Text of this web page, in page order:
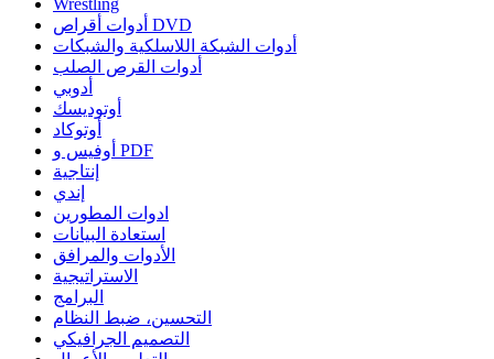
أدوات أقراص DVD
أدوات الشبكة اللاسلكية والشبكات
أدوات القرص الصلب
أدوبي
أوتوديسك
أوتوكاد
أوفيس و PDF
إنتاجية
إندي
ادوات المطورين
استعادة البيانات
الأدوات والمرافق
الاستراتيجية
البرامج
التحسين، ضبط النظام
التصميم الجرافيكي